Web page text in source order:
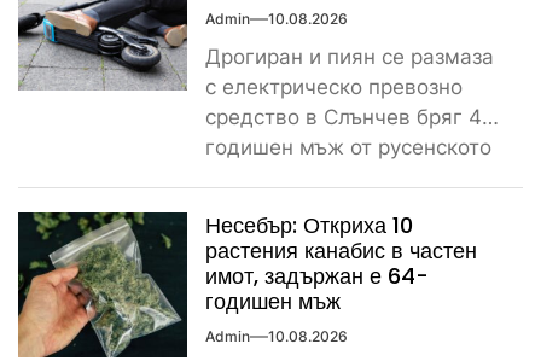
Admin 10.08.2026
Дрогиран и пиян се размаза
с електрическо превозно
средство в Слънчев бряг 45-
годишен мъж от русенското
Несебър: Откриха 10
растения канабис в частен
имот, задържан е 64-
годишен мъж
Admin 10.08.2026